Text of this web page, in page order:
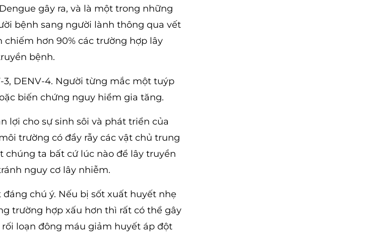
gây ra, và là một trong những
bệnh sang người lành thông qua vết
hơn 90% các trường hợp lây
bệnh.
3, DENV-4. Người từng mắc một tuýp
biến chứng nguy hiểm gia tăng.
lợi cho sự sinh sôi và phát triển của
trường có đầy rẫy các vật chủ trung
ta bất cứ lúc nào để lây truyền
nguy cơ lây nhiễm.
chú ý. Nếu bị sốt xuất huyết nhẹ
trường hợp xấu hơn thì rất có thể gây
loạn đông máu giảm huyết áp đột